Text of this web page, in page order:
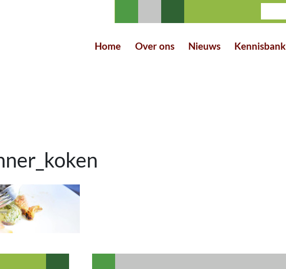
Home Over ons Nieuws Kennisbank